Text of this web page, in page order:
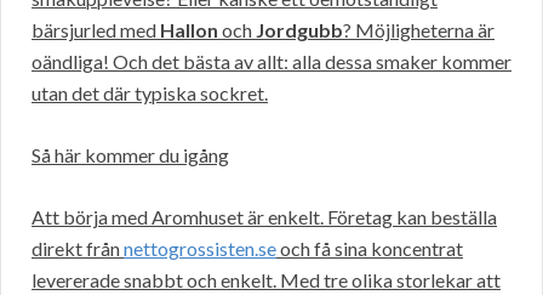
bärsjurled med Hallon och Jordgubb? Möjligheterna är
oändliga! Och det bästa av allt: alla dessa smaker kommer
utan det där typiska sockret.
Så här kommer du igång
Att börja med Aromhuset är enkelt. Företag kan beställa
direkt frånnettogrossisten.seoch få sina koncentrat
levererade snabbt och enkelt. Med tre olika storlekar att